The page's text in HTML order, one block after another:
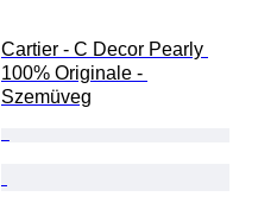
Cartier - C Decor Pearly
100% Originale -
Szemüveg